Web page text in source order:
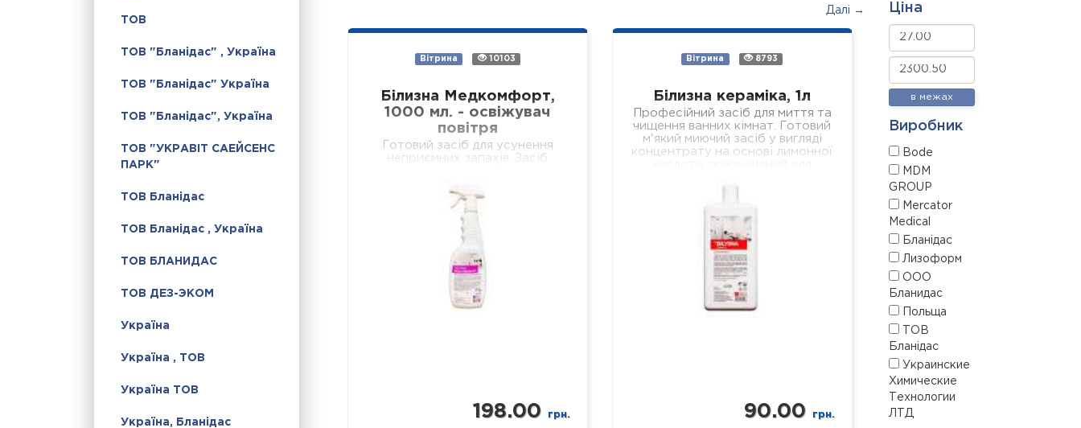
ТОВ
ТОВ "Бланідас" , Україна
ТОВ "Бланідас" Україна
ТОВ "Бланідас", Україна
ТОВ "УКРАВІТ САЕЙСЕНС
ПАРК"
ТОВ Бланідас
ТОВ Бланідас , Україна
ТОВ БЛАНИДАС
ТОВ ДЕЗ-ЭКОМ
Україна
Україна , ТОВ
Україна ТОВ
Україна, Бланідас
Далі →
Вітрина 10103
Білизна Медкомфорт,
1000 мл. - освіжувач
повітря
Готовий засіб для усунення
неприємних запахів. Засіб
відділеннях лікувальних установ
різного профілю, навчальних та
дошкільних закладах, у місцях
громадського харчування…
198.00 грн.
Вітрина 8793
Білизна кераміка, 1л
Професійний засіб для миття та
чищення ванних кімнат. Готовий
м'який миючий засіб у вигляді
концентрату на основі лимонної
керамічним…
90.00 грн.
Ціна
в межах
Виробник
Bode
MDM
GROUP
Mercator
Medical
Бланідас
Лизоформ
ООО
Бланидас
Польща
ТОВ
Бланідас
Украинские
Химические
Технологии
ЛТД